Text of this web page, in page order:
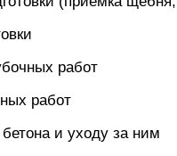
работ
работ
и уходу за ним